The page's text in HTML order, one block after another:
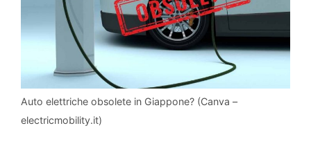
Auto elettriche obsolete in Giappone? (Canva –
electricmobility.it)